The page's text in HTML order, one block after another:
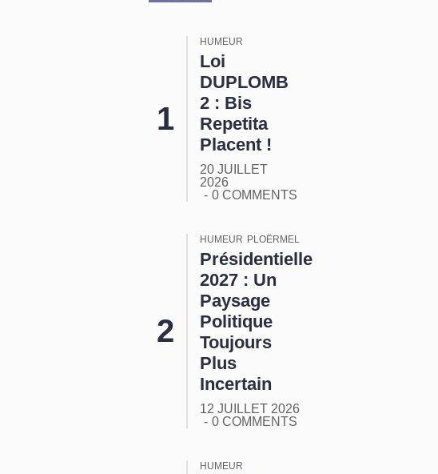
HUMEUR
Loi
DUPLOMB
2 : Bis
Repetita
Placent !
20 JUILLET
2026
0 COMMENTS
HUMEUR PLOËRMEL
Présidentielle
2027 : Un
Paysage
Politique
Toujours
Plus
Incertain
12 JUILLET 2026
0 COMMENTS
HUMEUR